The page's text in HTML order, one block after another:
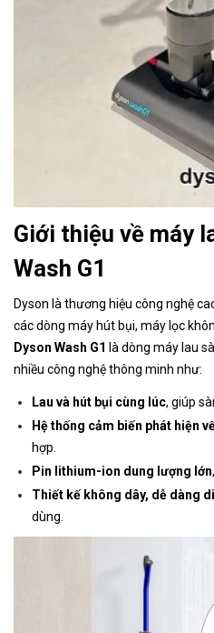
Giới thiệu về máy
Wash G1
Dyson là thương hiệu công nghệ
các dòng máy hút bụi, máy lọc
Dyson Wash G1 là dòng máy lau
nhiều công nghệ thông minh như:
Lau và hút bụi cùng lúc, giúp
Hệ thống cảm biến phát hiện
hợp.
Pin lithium-ion dung lượng lớn
Thiết kế không dây, dễ dàng
dùng.